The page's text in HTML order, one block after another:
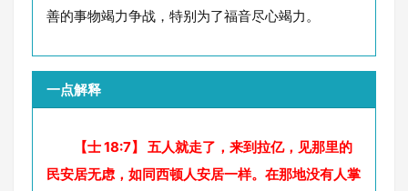
善的事物竭力争战，特别为了福音尽心竭力。
一点解释
【士 18:7】 五人就走了，来到拉亿，见那里的
民安居无虑，如同西顿人安居一样。在那地没有人掌